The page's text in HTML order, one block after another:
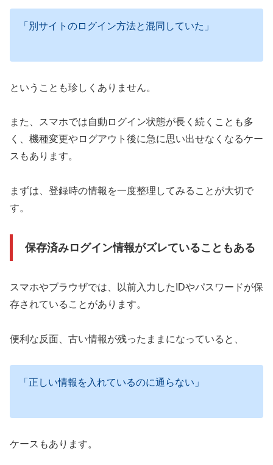
退会したか確認する方法は？
まとめ
「別サイトのログイン方法と混同していた」
ということも珍しくありません。
また、スマホでは自動ログイン状態が長く続くことも多
く、機種変更やログアウト後に急に思い出せなくなるケー
スもあります。
まずは、登録時の情報を一度整理してみることが大切で
す。
保存済みログイン情報がズレていることもある
スマホやブラウザでは、以前入力したIDやパスワードが保
存されていることがあります。
便利な反面、古い情報が残ったままになっていると、
「正しい情報を入れているのに通らない」
ケースもあります。